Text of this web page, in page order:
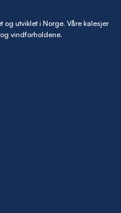
og utviklet i Norge. Våre kalesjer
vindforholdene.